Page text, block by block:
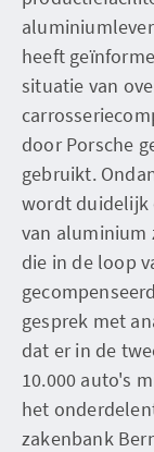
heeft
situatie van
door Porsche
gebruikt.
wordt duidelijk
van aluminium
die in de loop
gesprek met
dat er in de
10.000 auto's
het
zakenbank